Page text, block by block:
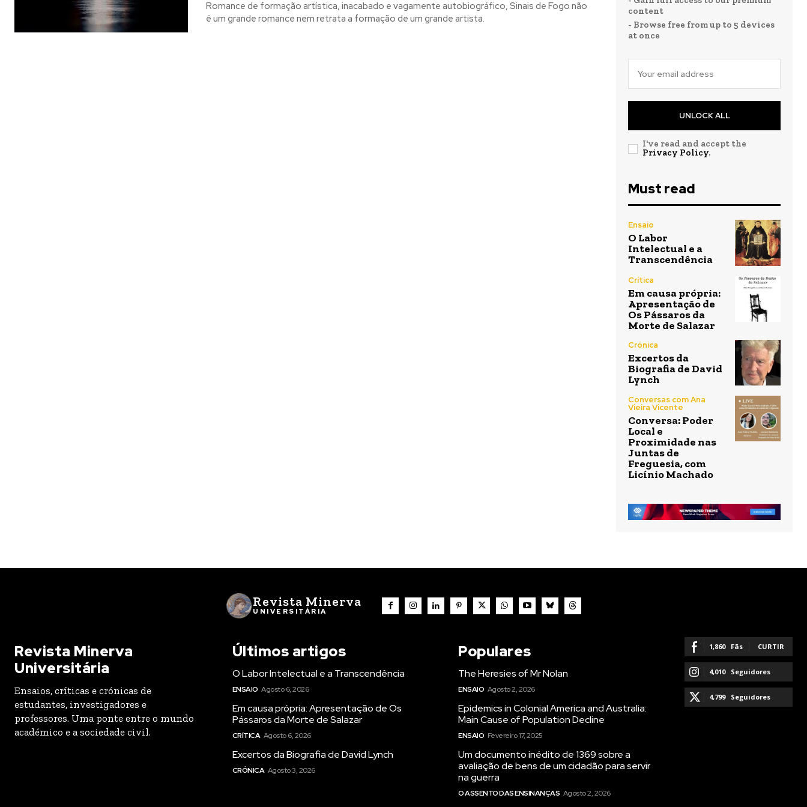
Romance de formação artística, inacabado e vagamente autobiográfico, Sinais de Fogo não
é um grande romance nem retrata a formação de um grande artista.
content
- Browse free from up to 5 devices
at once
UNLOCK ALL
I've read and accept the
Privacy Policy.
Must read
Ensaio
O Labor
Intelectual e a
Transcendência
Crítica
Em causa própria:
Apresentação de
Os Pássaros da
Morte de Salazar
Crónica
Excertos da
Biografia de David
Lynch
Conversas com Ana
Vieira Vicente
Conversa: Poder
Local e
Proximidade nas
Juntas de
Freguesia, com
Licínio Machado
Revista Minerva
UNIVERSITÁRIA
Revista Minerva
Universitária
Ensaios, críticas e crónicas de
estudantes, investigadores e
professores. Uma ponte entre o mundo
académico e a sociedade civil.
Últimos artigos
O Labor Intelectual e a Transcendência
ENSAIO Agosto 6, 2026
Em causa própria: Apresentação de Os
Pássaros da Morte de Salazar
CRÍTICA Agosto 6, 2026
Excertos da Biografia de David Lynch
CRÓNICA Agosto 3, 2026
Populares
The Heresies of Mr Nolan
ENSAIO Agosto 2, 2026
Epidemics in Colonial America and Australia:
Main Cause of Population Decline
ENSAIO Fevereiro 17, 2025
Um documento inédito de 1369 sobre a
avaliação de bens de um cidadão para servir
na guerra
O ASSENTO DAS ENSINANÇAS Agosto 2, 2026
1,860 Fãs CURTIR
4,010 Seguidores
SEGUIR
4,799 Seguidores